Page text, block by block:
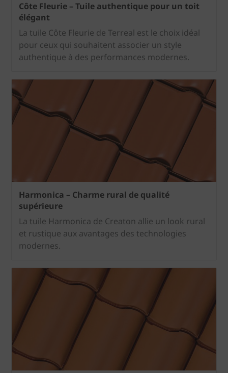
Côte Fleurie – Tuile authentique pour un toit
élégant
La tuile Côte Fleurie de Terreal est le choix idéal
pour ceux qui souhaitent associer un style
authentique à des performances modernes.
Harmonica – Charme rural de qualité
supérieure
La tuile Harmonica de Creaton allie un look rural
et rustique aux avantages des technologies
modernes.